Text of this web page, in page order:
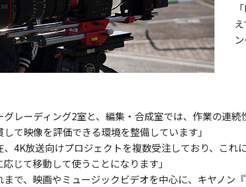
グレーディング2室と、編集・合成室では、作業の連
て映像を評価できる環境を整備しています」
、4K放送向けプロジェクトを複数受注しており、こ
じて移動して使うことになります」
まで、映画やミュージックビデオを中心に、キヤノン